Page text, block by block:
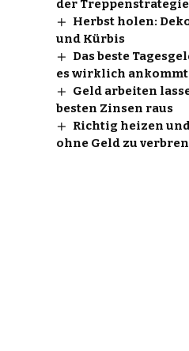
der Treppenstrategie
Herbst holen:
und Kürbis
Das beste
es wirklich ankommt
Geld arbeiten
besten Zinsen raus
Richtig heizen
ohne Geld zu